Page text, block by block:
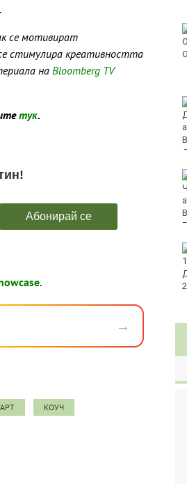
се мотивират
стимулира креативността
на Bloomberg TV
тук.
.
→
КОУЧ
инциденти у нас са
свързани с работата в
жегите